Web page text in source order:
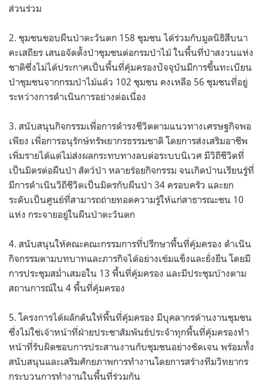
ส่วนร่วม
2. ชุมชนขอบผืนป่าตะวันตก 158 ชุมชน ได้ร่วมกับมูลนิธิสืบนา
คะเสถียร เสนอจัดตั้งป่าชุมชนต่อกรมป่าไม้ ในพื้นที่ป่าสงวนแห่ง
ชาติซึ่งไม่ได้ประกาศเป็นพื้นที่คุ้มครองปัจจุบันมีการขึ้นทะเบียน
ป่าชุมชนจากกรมป่าไม้แล้ว 102 ชุมชน คงเหลือ 56 ชุมชนที่อยู่
ระหว่างการดำเนินการอย่างต่อเนื่อง
3. สนับสนุนกิจกรรมเพื่อการดำรงชีวิตตามแนวทางเศรษฐกิจพอ
เพียง เพื่อการอนุรักษ์ทรัพยากรธรรมชาติ โดยการส่งเสริมอาชีพ
เพิ่มรายได้แต่ไม่ส่งผลกระทบทางลบต่อระบบนิเวศ มีวิถีชีวิตที่
เป็นมิตรต่อผืนป่า สัตว์ป่า หลายร้อยกิจกรรม จนเกิดบ้านเรียนรู้ที่
มีการดำเนินวิถีชีวิตเป็นมิตรกับผืนป่า 34 ครอบครัว และยก
ระดับเป็นศูนย์ที่สามารถถ่ายทอดความรู้ให้แก่สาธารณะชน 10
แห่ง กระจายอยู่ในผืนป่าตะวันตก
4. สนับสนุนให้คณะคณะกรรมการที่ปรึกษาพื้นที่คุ้มครอง ดำเนิน
กิจกรรมตามบทบาทและภารกิจได้อย่างเข้มแข็งและยั่งยืน โดยมี
การประชุมสม่ำเสมอใน 13 พื้นที่คุ้มครอง และมีประชุมบ้างตาม
สถานการณ์ใน 4 พื้นที่คุ้มครอง
5. โครงการได้ผลักดันให้พื้นที่คุ้มครอง มีบุคลากรด้านงานชุมชน
ซึ่งไม่ใช่เจ้าหน้าที่ฝ่ายประชาสัมพันธ์ประจำทุกพื้นที่คุ้มครองทำ
หน้าที่รับผิดชอบการประสานงานกับชุมชนอย่างชัดเจน พร้อมทั้ง
สนับสนุนและเสริมศักยภาพการทำงานโดยการสร้างทีมวิทยากร
กระบวนการทำงานในพื้นที่ร่วมกัน